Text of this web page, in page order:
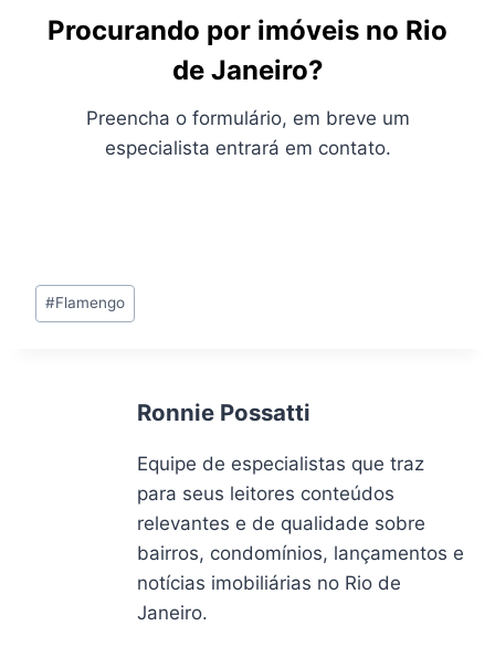
Procurando por imóveis no Rio
de Janeiro?
Preencha o formulário, em breve um
especialista entrará em contato.
Tags
do
#Flamengo
Ronnie Possatti
Equipe de especialistas que traz
para seus leitores conteúdos
relevantes e de qualidade sobre
bairros, condomínios, lançamentos e
notícias imobiliárias no Rio de
Janeiro.